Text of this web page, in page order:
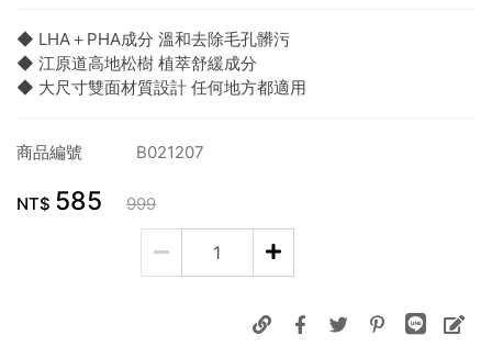
◆ LHA＋PHA成分 溫和去除毛孔髒污
◆ 江原道高地松樹 植萃舒緩成分
◆ 大尺寸雙面材質設計 任何地方都適用
商品編號 B021207
NT$ 585 999